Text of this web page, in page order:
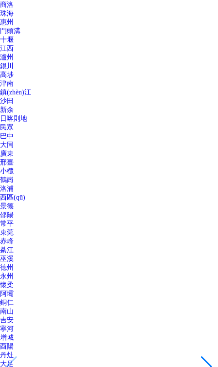
商洛
珠海
惠州
門頭溝
十堰
江西
瀘州
銀川
高埗
津南
鎮(zhèn)江
沙田
新余
日喀則地
民眾
巴中
大同
廣東
邢臺
小欖
鶴崗
洛浦
西區(qū)
景德
邵陽
常平
東莞
赤峰
綦江
巫溪
德州
永州
懷柔
阿壩
銅仁
南山
吉安
寧河
增城
酉陽
丹灶
大足